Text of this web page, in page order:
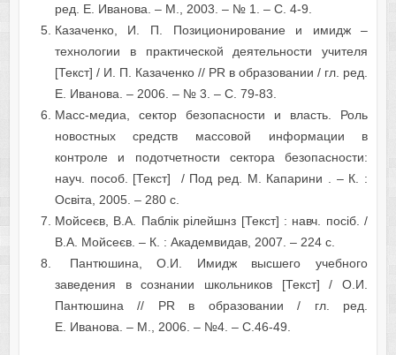
ред. Е. Иванова. – М., 2003. – № 1. – С. 4-9.
Казаченко, И. П. Позиционирование и имидж –
технологии в практической деятельности учителя
[Текст] / И. П. Казаченко // PR в образовании / гл. ред.
Е. Иванова. – 2006. – № 3. – C. 79-83.
Масс-медиа, сектор безопасности и власть. Роль
новостных средств массовой информации в
контроле и подотчетности сектора безопасности:
науч. пособ. [Текст] / Под ред. М. Капарини . – К. :
Освіта, 2005. – 280 с.
Мойсеєв, В.А. Паблік рілейшнз [Текст] : навч. посіб. /
В.А. Мойсеєв. – К. : Академвидав, 2007. – 224 с.
Пантюшина, О.И. Имидж высшего учебного
заведения в сознании школьников [Текст] / О.И.
Пантюшина // PR в образовании / гл. ред.
Е. Иванова. – М., 2006. – №4. – С.46-49.